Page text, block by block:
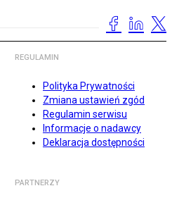
REGULAMIN
Polityka Prywatności
Zmiana ustawień zgód
Regulamin serwisu
Informacje o nadawcy
Deklaracja dostępności
PARTNERZY